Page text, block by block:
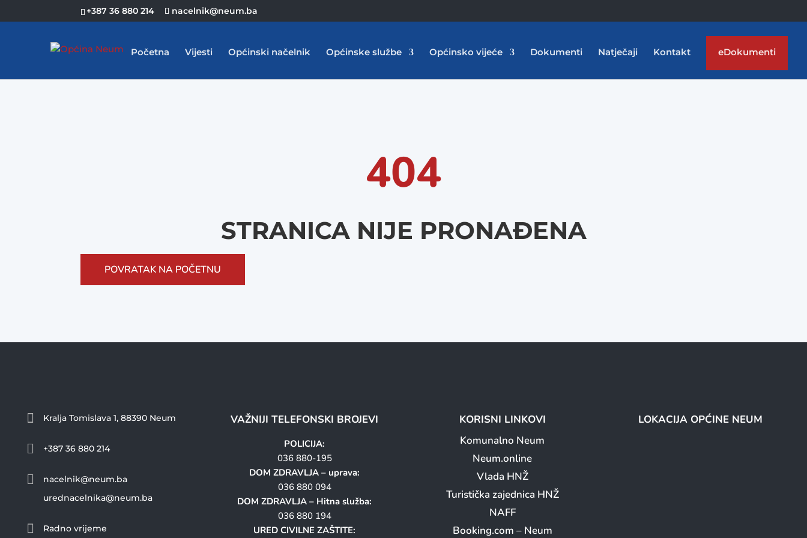
+387 36 880 214 nacelnik@neum.ba
Početna Vijesti Općinski načelnik Općinske službe Općinsko vijeće Dokumenti Natječaji Kontakt eDokumenti
404
STRANICA NIJE PRONAĐENA
POVRATAK NA POČETNU
 Kralja Tomislava 1, 88390 Neum
 +387 36 880 214

nacelnik@neum.ba
urednacelnika@neum.ba
 Radno vrijeme
VAŽNIJI TELEFONSKI BROJEVI
POLICIJA:
036 880-195
DOM ZDRAVLJA – uprava:
036 880 094
DOM ZDRAVLJA – Hitna služba:
036 880 194
URED CIVILNE ZAŠTITE:
KORISNI LINKOVI
Komunalno Neum
Neum.online
Vlada HNŽ
Turistička zajednica HNŽ
NAFF
Booking.com – Neum
LOKACIJA OPĆINE NEUM